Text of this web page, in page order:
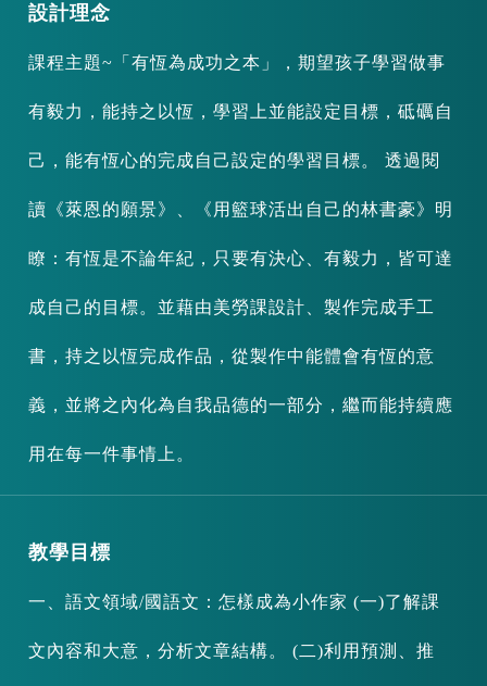
設計理念
課程主題~「有恆為成功之本」，期望孩子學習做事
有毅力，能持之以恆，學習上並能設定目標，砥礪自
己，能有恆心的完成自己設定的學習目標。 透過閱
讀《萊恩的願景》、《用籃球活出自己的林書豪》明
瞭：有恆是不論年紀，只要有決心、有毅力，皆可達
成自己的目標。並藉由美勞課設計、製作完成手工
書，持之以恆完成作品，從製作中能體會有恆的意
義，並將之內化為自我品德的一部分，繼而能持續應
用在每一件事情上。
教學目標
一、語文領域/國語文：怎樣成為小作家 (一)了解課
文內容和大意，分析文章結構。 (二)利用預測、推